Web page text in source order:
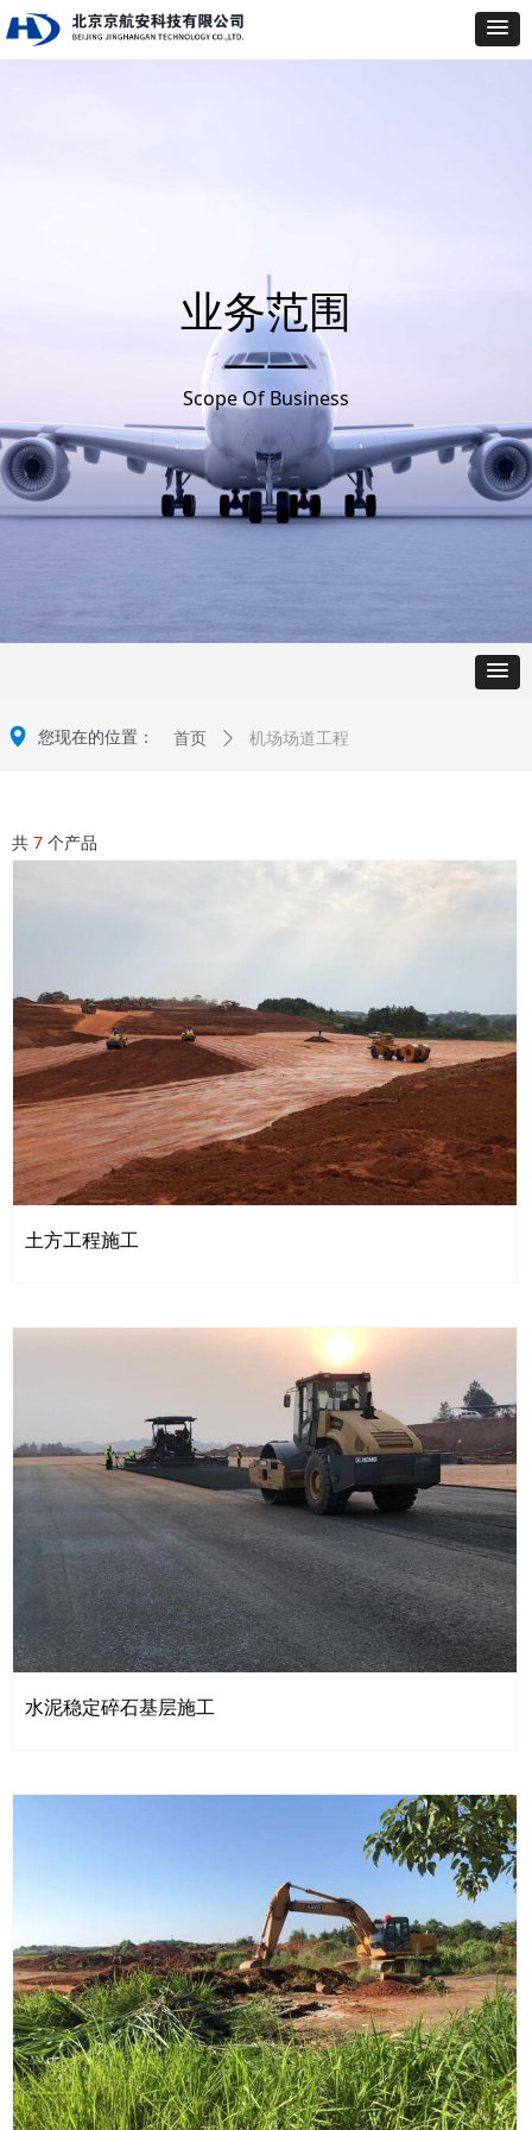
业务范围
——
Scope Of Business
넹 您现在的位置： 首页 ꄲ 机场场道工程
共 7 个产品
土方工程施工
水泥稳定碎石基层施工